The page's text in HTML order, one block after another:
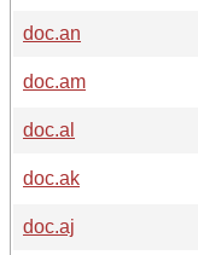
doc.an
doc.am
doc.al
doc.ak
doc.aj